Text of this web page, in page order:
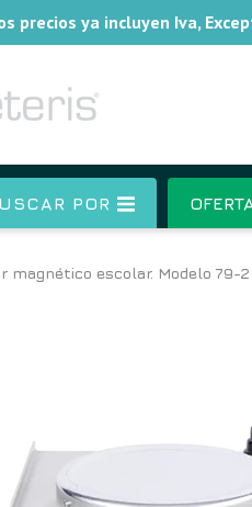
precios ya incluyen Iva,
POR
magnético escolar. Modelo 79-2